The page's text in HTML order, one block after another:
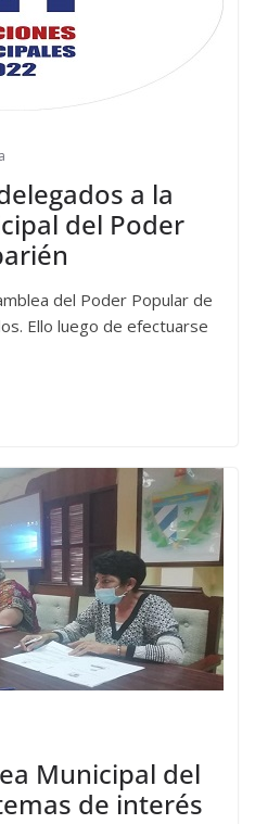
a la
del Poder
del Poder Popular de
Ello luego de efectuarse
Municipal del
de interés